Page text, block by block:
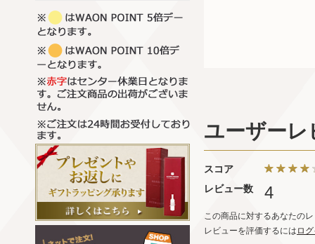
ユーザーレ
スコア
レビュー数
4
この商品に対するあなたの
レビューを評価するには ロ